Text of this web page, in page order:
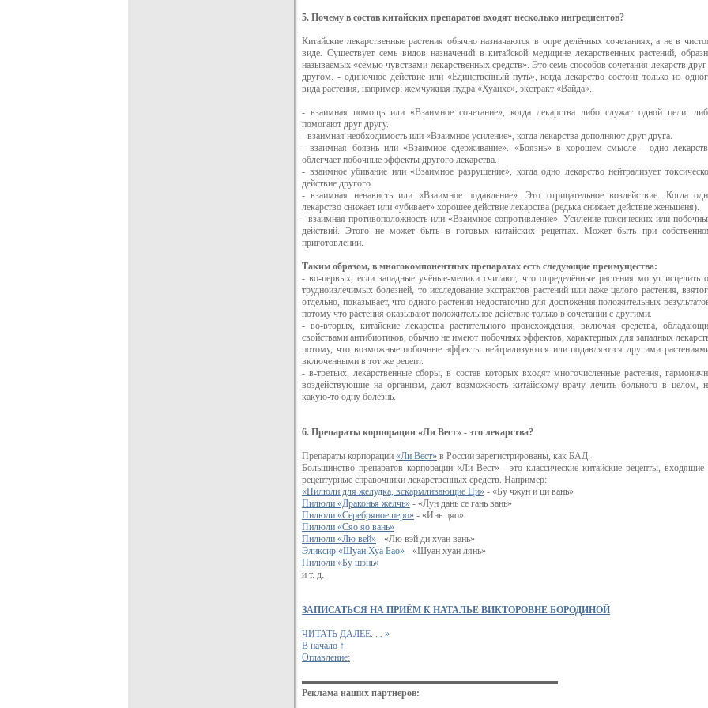
5. Почему в состав китайских препаратов входят несколько ингредиентов?
Китайские лекарственные растения обычно назначаются в опре делённых сочетаниях, а не в
виде. Существует семь видов назначений в китайской медицине лекарственных растений,
называемых «семью чувствами лекарственных средств». Это семь способов сочетания лекарств друг
другом. - одиночное действие или «Единственный путь», когда лекарство состоит только из
вида растения, например: жемчужная пудра «Хуанхе», экстракт «Вайда».
- взаимная помощь или «Взаимное сочетание», когда лекарства либо служат одной цели,
помогают друг другу.
- взаимная необходимость или «Взаимное усиление», когда лекарства дополняют друг друга.
- взаимная боязнь или «Взаимное сдерживание». «Боязнь» в хорошем смысле - одно
облегчает побочные эффекты другого лекарства.
- взаимное убивание или «Взаимное разрушение», когда одно лекарство нейтрализует
действие другого.
- взаимная ненависть или «Взаимное подавление». Это отрицательное воздействие. Когда
лекарство снижает или «убивает» хорошее действие лекарства (редька снижает действие женьшеня).
- взаимная противоположность или «Взаимное сопротивление». Усиление токсических или
действий. Этого не может быть в готовых китайских рецептах. Может быть при
приготовлении.
Таким образом, в многокомпонентных препаратах есть следующие преимущества:
- во-первых, если западные учёные-медики считают, что определённые растения могут исцелить
трудноизлечимых болезней, то исследование экстрактов растений или даже целого растения,
отдельно, показывает, что одного растения недостаточно для достижения положительных
потому что растения оказывают положительное действие только в сочетании с другими.
- во-вторых, китайские лекарства растительного происхождения, включая средства,
свойствами антибиотиков, обычно не имеют побочных эффектов, характерных для западных
потому, что возможные побочные эффекты нейтрализуются или подавляются другими
включенными в тот же рецепт.
- в-третьих, лекарственные сборы, в состав которых входят многочисленные растения,
воздействующие на организм, дают возможность китайскому врачу лечить больного в целом,
какую-то одну болезнь.
6. Препараты корпорации «Ли Вест» - это лекарства?
Препараты корпорации «Ли Вест» в России зарегистрированы, как БАД.
Большинство препаратов корпорации «Ли Вест» - это классические китайские рецепты, входящие
рецептурные справочники лекарственных средств. Например:
«Пилюли для желудка, вскармливающие Ци» - «Бу чжун и ци вань»
Пилюли «Драконья желчь» - «Лун дань се гань вань»
Пилюли «Серебряное перо» - «Инь цяо»
Пилюли «Сяо яо вань»
Пилюли «Лю вей» - «Лю вэй ди хуан вань»
Эликсир «Шуан Хуа Бао» - «Шуан хуан лянь»
Пилюли «Бу шэнь»
и т. д.
ЗАПИСАТЬСЯ НА ПРИЁМ К НАТАЛЬЕ ВИКТОРОВНЕ БОРОДИНОЙ
ЧИТАТЬ ДАЛЕЕ. . . »
В начало ↑
Оглавление:
▬▬▬▬▬▬▬▬▬▬▬▬▬▬▬▬▬▬▬▬▬▬▬▬▬▬▬
Реклама наших партнеров: